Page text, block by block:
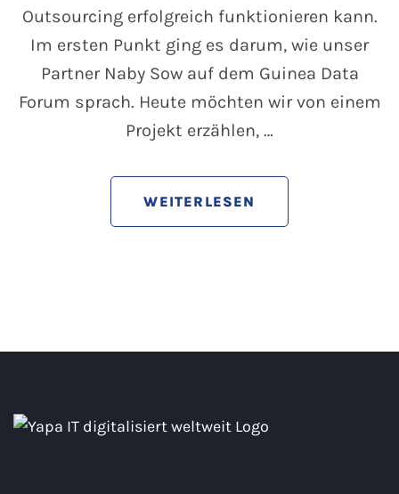
Outsourcing erfolgreich funktionieren kann.
Im ersten Punkt ging es darum, wie unser
Partner Naby Sow auf dem Guinea Data
Forum sprach. Heute möchten wir von einem
Projekt erzählen, …
WEITERLESEN